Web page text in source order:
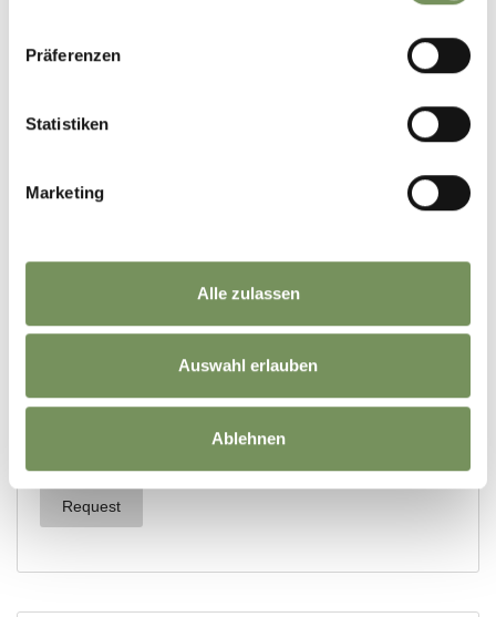
Präferenzen
Statistiken
Marketing
Alle zulassen
Auswahl erlauben
Ablehnen